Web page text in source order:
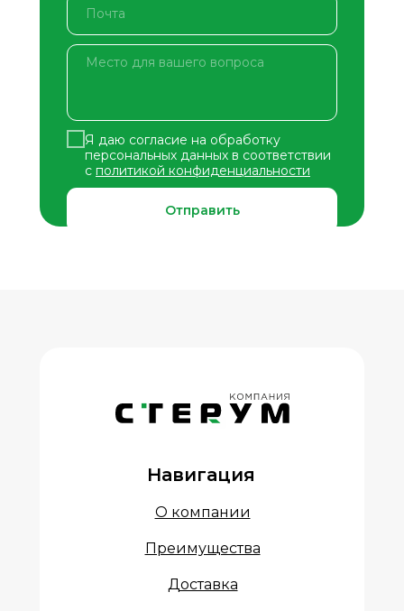
Я даю согласие на обработку
персональных данных в соответствии
с политикой конфиденциальности
Отправить
О компании
Преимущества
Доставка
Навигация